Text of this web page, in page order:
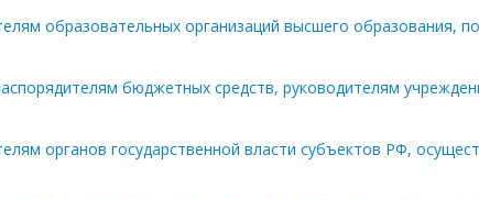
образовательных организаций высшего образования,
бюджетных средств, руководителям
органов государственной власти субъектов РФ,